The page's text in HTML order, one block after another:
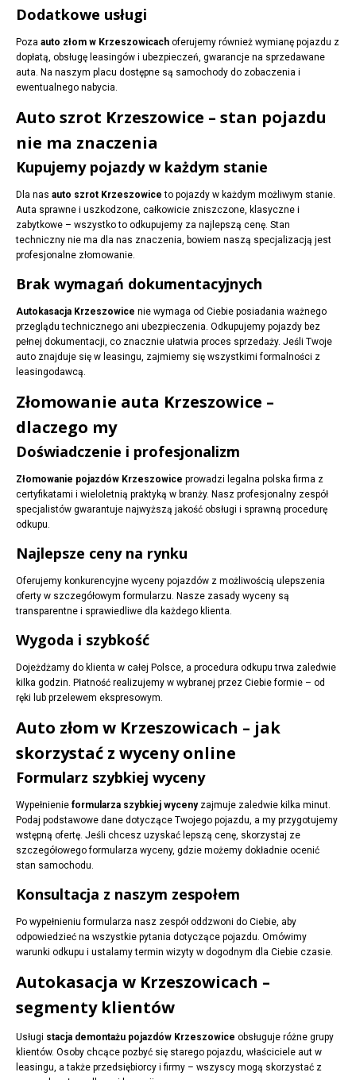
Dodatkowe usługi
Poza auto złom w Krzeszowicach oferujemy również wymianę pojazdu z
dopłatą, obsługę leasingów i ubezpieczeń, gwarancje na sprzedawane
auta. Na naszym placu dostępne są samochody do zobaczenia i
ewentualnego nabycia.
Auto szrot Krzeszowice – stan pojazdu
nie ma znaczenia
Kupujemy pojazdy w każdym stanie
Dla nas auto szrot Krzeszowice to pojazdy w każdym możliwym stanie.
Auta sprawne i uszkodzone, całkowicie zniszczone, klasyczne i
zabytkowe – wszystko to odkupujemy za najlepszą cenę. Stan
techniczny nie ma dla nas znaczenia, bowiem naszą specjalizacją jest
profesjonalne złomowanie.
Brak wymagań dokumentacyjnych
Autokasacja Krzeszowice nie wymaga od Ciebie posiadania ważnego
przeglądu technicznego ani ubezpieczenia. Odkupujemy pojazdy bez
pełnej dokumentacji, co znacznie ułatwia proces sprzedaży. Jeśli Twoje
auto znajduje się w leasingu, zajmiemy się wszystkimi formalności z
leasingodawcą.
Złomowanie auta Krzeszowice –
dlaczego my
Doświadczenie i profesjonalizm
Złomowanie pojazdów Krzeszowice prowadzi legalna polska firma z
certyfikatami i wieloletnią praktyką w branży. Nasz profesjonalny zespół
specjalistów gwarantuje najwyższą jakość obsługi i sprawną procedurę
odkupu.
Najlepsze ceny na rynku
Oferujemy konkurencyjne wyceny pojazdów z możliwością ulepszenia
oferty w szczegółowym formularzu. Nasze zasady wyceny są
transparentne i sprawiedliwe dla każdego klienta.
Wygoda i szybkość
Dojeżdżamy do klienta w całej Polsce, a procedura odkupu trwa zaledwie
kilka godzin. Płatność realizujemy w wybranej przez Ciebie formie – od
ręki lub przelewem ekspresowym.
Auto złom w Krzeszowicach – jak
skorzystać z wyceny online
Formularz szybkiej wyceny
Wypełnienie formularza szybkiej wycenyzajmuje zaledwie kilka minut.
Podaj podstawowe dane dotyczące Twojego pojazdu, a my przygotujemy
wstępną ofertę. Jeśli chcesz uzyskać lepszą cenę, skorzystaj ze
szczegółowego formularza wyceny, gdzie możemy dokładnie ocenić
stan samochodu.
Konsultacja z naszym zespołem
Po wypełnieniu formularza nasz zespół oddzwoni do Ciebie, aby
odpowiedzieć na wszystkie pytania dotyczące pojazdu. Omówimy
warunki odkupu i ustalamy termin wizyty w dogodnym dla Ciebie czasie.
Autokasacja w Krzeszowicach –
segmenty klientów
Usługi stacja demontażu pojazdów Krzeszowice obsługuje różne grupy
klientów. Osoby chcące pozbyć się starego pojazdu, właściciele aut w
leasingu, a także przedsiębiorcy i firmy – wszyscy mogą skorzystać z